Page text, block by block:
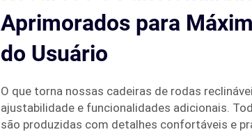
Aprimorados para
do Usuário
O que torna nossas cadeiras de rodas
ajustabilidade e funcionalidades adicionais.
são produzidas com detalhes confortáveis e